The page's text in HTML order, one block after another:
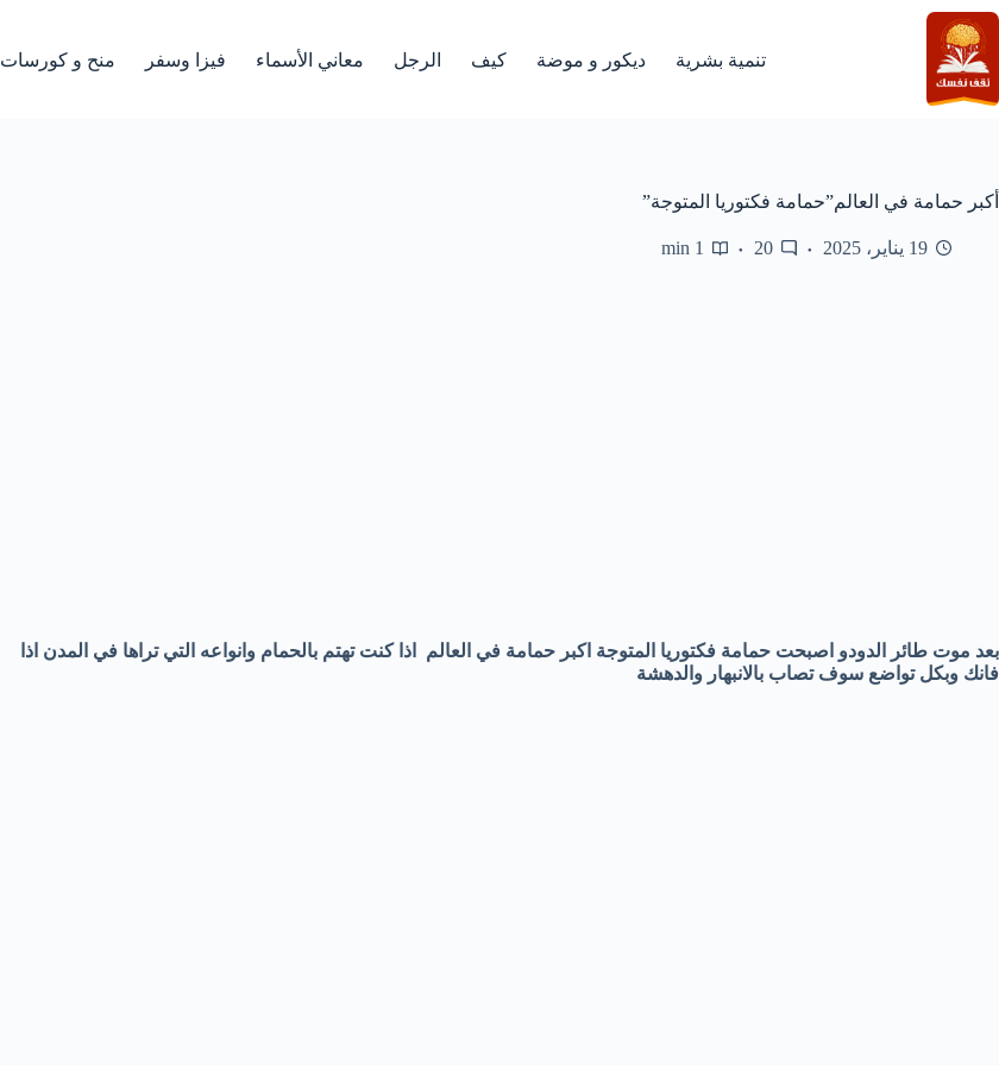
التجاوز
إلى
المحتوى
تنمية بشرية ديكور و موضة كيف الرجل معاني الأسماء فيزا وسفر منح و كورسات
أكبر حمامة في العالم”حمامة فكتوريا المتوجة”
19 يناير، 2025 20
1 min
بعد موت طائر الدودو اصبحت حمامة فكتوريا المتوجة اكبر حمامة في العالم اذا كنت تهتم بالحمام وانواعه التي تراها في المدن اذا
فانك وبكل تواضع سوف تصاب بالانبهار والدهشة